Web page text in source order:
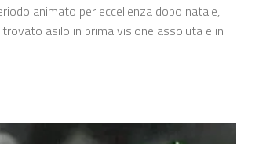
animato per eccellenza dopo natale,
trovato asilo in prima visione assoluta e in